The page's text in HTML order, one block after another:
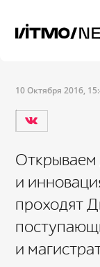
10 Октября 2016,
Открываем
и
проходят
и